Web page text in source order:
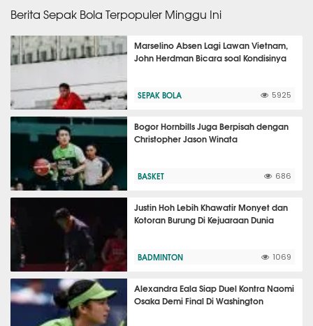
Berita Sepak Bola Terpopuler Minggu Ini
Marselino Absen Lagi Lawan Vietnam,
John Herdman Bicara soal Kondisinya
SEPAK BOLA 5925
Bogor Hornbills Juga Berpisah dengan
Christopher Jason Winata
BASKET 686
Justin Hoh Lebih Khawatir Monyet dan
Kotoran Burung Di Kejuaraan Dunia
BADMINTON 1069
Alexandra Eala Siap Duel Kontra Naomi
Osaka Demi Final Di Washington